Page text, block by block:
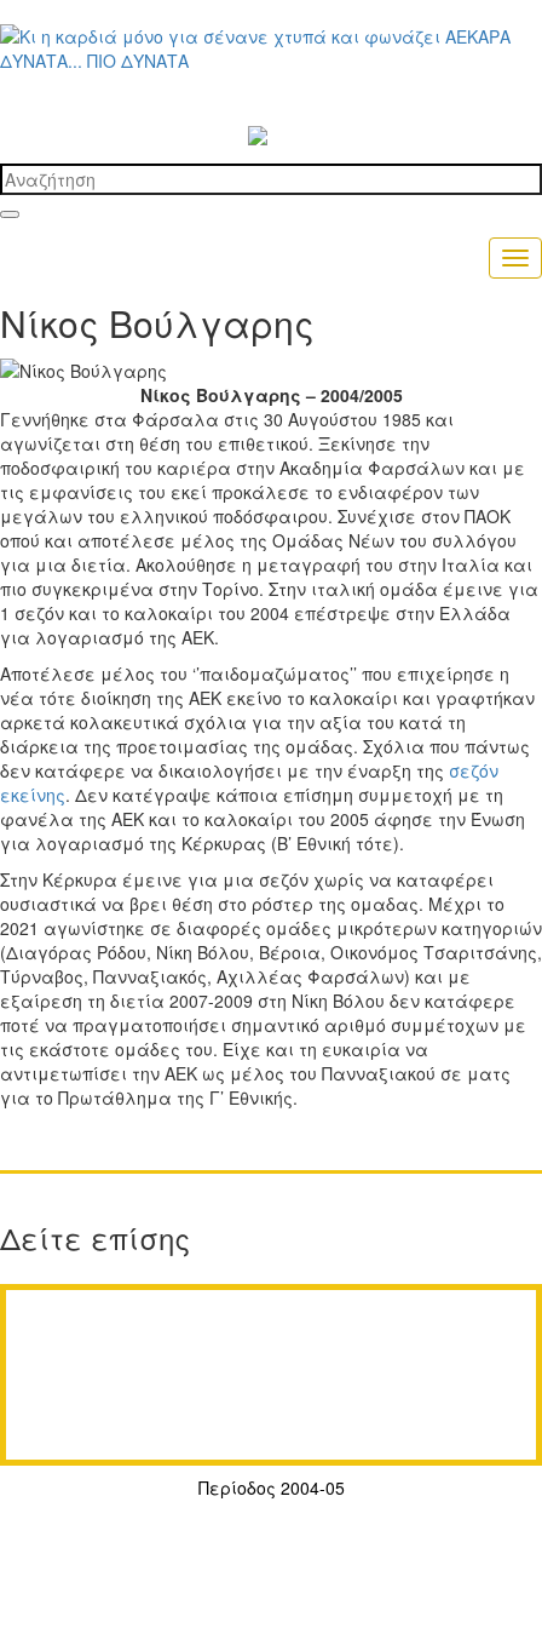
Νίκος Βούλγαρης
Νίκος Βούλγαρης – 2004/2005
Γεννήθηκε στα Φάρσαλα στις 30 Αυγούστου 1985 και
αγωνίζεται στη θέση του επιθετικού. Ξεκίνησε την
ποδοσφαιρική του καριέρα στην Ακαδημία Φαρσάλων και με
τις εμφανίσεις του εκεί προκάλεσε το ενδιαφέρον των
μεγάλων του ελληνικού ποδόσφαιρου. Συνέχισε στον ΠΑΟΚ
οπού και αποτέλεσε μέλος της Ομάδας Νέων του συλλόγου
για μια διετία. Ακολούθησε η μεταγραφή του στην Ιταλία και
πιο συγκεκριμένα στην Τορίνο. Στην ιταλική ομάδα έμεινε για
1 σεζόν και το καλοκαίρι του 2004 επέστρεψε στην Ελλάδα
για λογαριασμό της ΑΕΚ.
Αποτέλεσε μέλος του ‘’παιδομαζώματος’’ που επιχείρησε η
νέα τότε διοίκηση της ΑΕΚ εκείνο το καλοκαίρι και γραφτήκαν
αρκετά κολακευτικά σχόλια για την αξία του κατά τη
διάρκεια της προετοιμασίας της ομάδας. Σχόλια που πάντως
δεν κατάφερε να δικαιολογήσει με την έναρξη της σεζόν
εκείνης. Δεν κατέγραψε κάποια επίσημη συμμετοχή με τη
φανέλα της ΑΕΚ και το καλοκαίρι του 2005 άφησε την Ένωση
για λογαριασμό της Κέρκυρας (Β’ Εθνική τότε).
Στην Κέρκυρα έμεινε για μια σεζόν χωρίς να καταφέρει
ουσιαστικά να βρει θέση στο ρόστερ της ομαδας. Μέχρι το
2021 αγωνίστηκε σε διαφορές ομάδες μικρότερων κατηγοριών
(Διαγόρας Ρόδου, Νίκη Βόλου, Βέροια, Οικονόμος Τσαριτσάνης,
Τύρναβος, Πανναξιακός, Αχιλλέας Φαρσάλων) και με
εξαίρεση τη διετία 2007-2009 στη Νίκη Βόλου δεν κατάφερε
ποτέ να πραγματοποιήσει σημαντικό αριθμό συμμέτοχων με
τις εκάστοτε ομάδες του. Είχε και τη ευκαιρία να
αντιμετωπίσει την ΑΕΚ ως μέλος του Πανναξιακού σε ματς
για το Πρωτάθλημα της Γ’ Εθνικής.
Δείτε επίσης
Περίοδος 2004-05